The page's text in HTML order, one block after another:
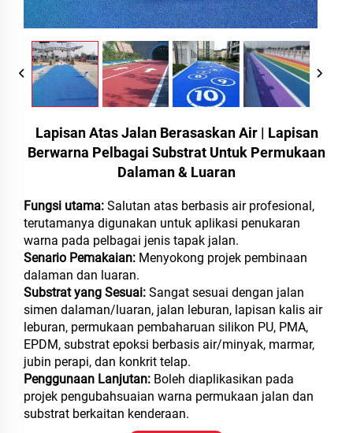
Lapisan Atas Jalan Berasaskan Air | Lapisan
Berwarna Pelbagai Substrat Untuk Permukaan
Dalaman & Luaran
Fungsi utama: Salutan atas berbasis air profesional,
terutamanya digunakan untuk aplikasi penukaran
warna pada pelbagai jenis tapak jalan.
Senario Pemakaian: Menyokong projek pembinaan
dalaman dan luaran.
Substrat yang Sesuai: Sangat sesuai dengan jalan
simen dalaman/luaran, jalan leburan, lapisan kalis air
leburan, permukaan pembaharuan silikon PU, PMA,
EPDM, substrat epoksi berbasis air/minyak, marmar,
jubin perapi, dan konkrit telap.
Penggunaan Lanjutan: Boleh diaplikasikan pada
projek pengubahsuaian warna permukaan jalan dan
substrat berkaitan kenderaan.